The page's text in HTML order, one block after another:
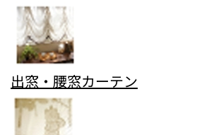
出窓・腰窓カーテン